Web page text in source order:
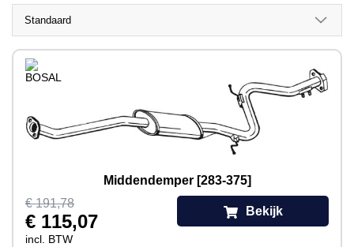
Middendemper [283-375]
€ 191,78
€ 115,07
incl. BTW
Bekijk